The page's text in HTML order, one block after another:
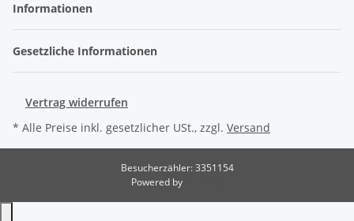
Informationen
Gesetzliche Informationen
Vertrag widerrufen
* Alle Preise inkl. gesetzlicher USt., zzgl. Versand
Besucherzähler: 3351154
Powered by